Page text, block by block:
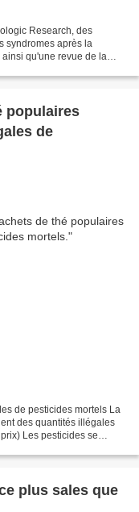
Research, des
syndromes après la
qu'une revue de la
populaires
de
de pesticides mortels La
des quantités illégales
Les pesticides se
plus sales que